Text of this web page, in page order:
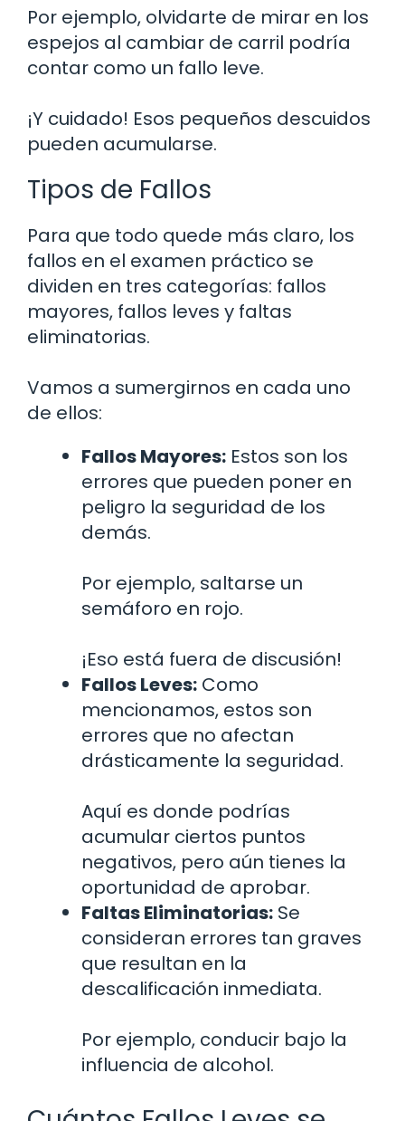
Por ejemplo, olvidarte de mirar en los
espejos al cambiar de carril podría
contar como un fallo leve.
¡Y cuidado! Esos pequeños descuidos
pueden acumularse.
Tipos de Fallos
Para que todo quede más claro, los
fallos en el examen práctico se
dividen en tres categorías: fallos
mayores, fallos leves y faltas
eliminatorias.
Vamos a sumergirnos en cada uno
de ellos:
Fallos Mayores: Estos son los
errores que pueden poner en
peligro la seguridad de los
demás.
Por ejemplo, saltarse un
semáforo en rojo.
¡Eso está fuera de discusión!
Fallos Leves: Como
mencionamos, estos son
errores que no afectan
drásticamente la seguridad.
Aquí es donde podrías
acumular ciertos puntos
negativos, pero aún tienes la
oportunidad de aprobar.
Faltas Eliminatorias: Se
consideran errores tan graves
que resultan en la
descalificación inmediata.
Por ejemplo, conducir bajo la
influencia de alcohol.